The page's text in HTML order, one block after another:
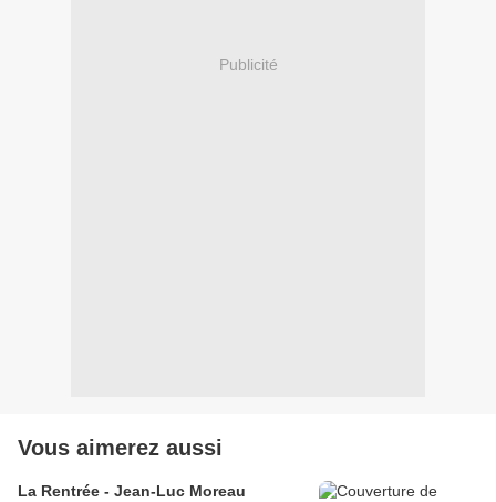
Publicité
Vous aimerez aussi
La Rentrée - Jean-Luc Moreau